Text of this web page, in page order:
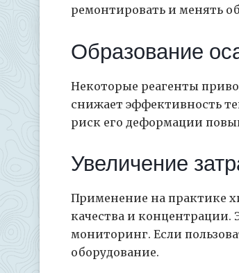
ремонтировать и менять
Образование
Некоторые реагенты
снижает эффективность
риск его деформации
Увеличение
Применение на практике
качества и концентрации.
мониторинг. Если
оборудование.